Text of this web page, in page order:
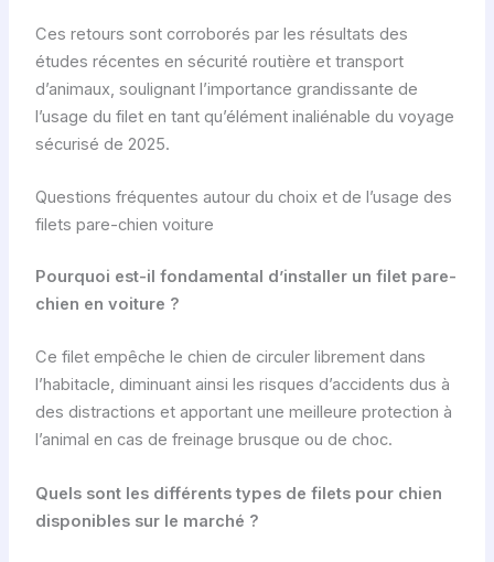
Ces retours sont corroborés par les résultats des
études récentes en sécurité routière et transport
d’animaux, soulignant l’importance grandissante de
l’usage du filet en tant qu’élément inaliénable du voyage
sécurisé de 2025.
Questions fréquentes autour du choix et de l’usage des
filets pare-chien voiture
Pourquoi est-il fondamental d’installer un filet pare-
chien en voiture ?
Ce filet empêche le chien de circuler librement dans
l’habitacle, diminuant ainsi les risques d’accidents dus à
des distractions et apportant une meilleure protection à
l’animal en cas de freinage brusque ou de choc.
Quels sont les différents types de filets pour chien
disponibles sur le marché ?